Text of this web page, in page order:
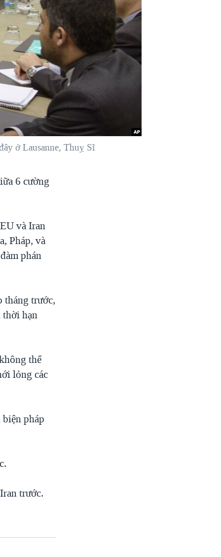
ở Lausanne, Thuỵ Sĩ
6 cường
và Iran
Pháp, và
phán
tháng trước,
thời hạn
thể
lỏng các
pháp
trước.